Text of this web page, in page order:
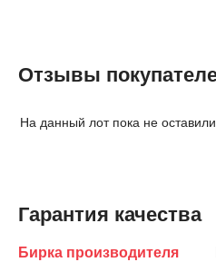
Отзывы
На данный лот пока не оставили
Гарантия качества
Бирка производителя